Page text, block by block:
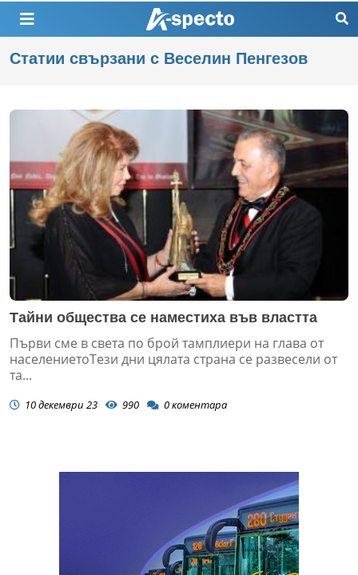
Статии свързани с Веселин Пенгезов
Тайни общества се наместиха във властта
Първи сме в света по брой тамплиери на глава от
населениетоТези дни цялата страна се развесели от
та...
10 декември 23 990 0коментара